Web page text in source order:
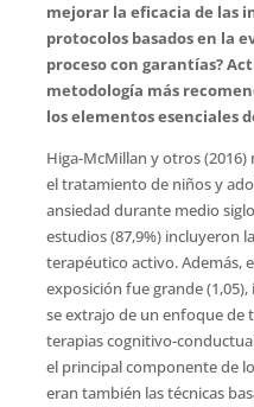
mejorar la eficacia de las
protocolos basados en la
proceso con garantías?
metodología más
los elementos esenciales
Higa-McMillan y otros
el tratamiento de niños y
ansiedad durante medio
estudios (87,9%) incluyeron
terapéutico activo. Además,
exposición fue grande
se extrajo de un enfoque
terapias cognitivo-
el principal componente de
eran también las técnicas